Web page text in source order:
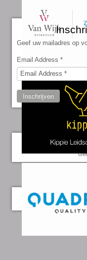
Geef uw mailadres op
Email Address *
Inschrijven